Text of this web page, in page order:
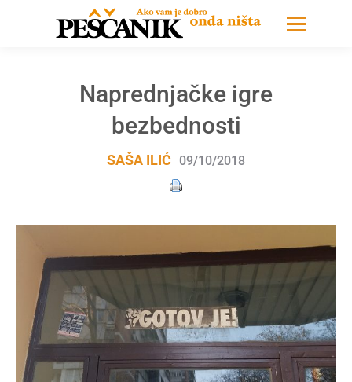
Naprednjačke igre
bezbednosti
SAŠA ILIĆ 09/10/2018